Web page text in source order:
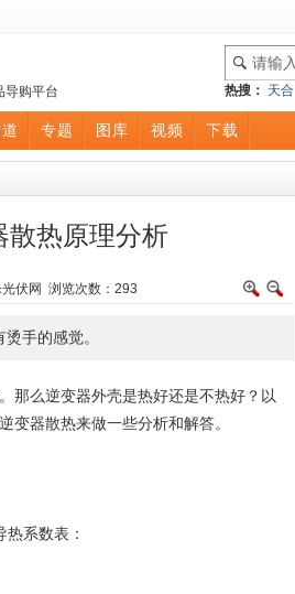
热搜： 天合
导购平台
专题 图库 视频 下载
散热原理分析
伏网 浏览次数： 293
手的感觉。
那么逆变器外壳是热好还是不热好？以
变器散热来做一些分析和解答。
系数表：